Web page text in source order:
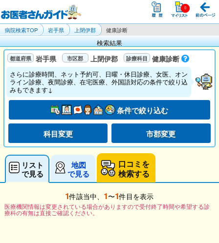
病院検索TOP 岩手県 上閉伊郡 健康診断
検索結果
岩手県 上閉伊郡 健康診断
さらに診療時間、ネット予約可、日曜・休日診療、女医、オン
ライン診療、夜間診療、在宅医療、外国語対応の条件で絞り込
みもできます↓
条件で絞り込む
科目変更 市郡変更
リスト
で見る
地図
で見る
口コミを
検索する
1件該当中、 1〜1件目を表示
医療機関情報は変更されている場合がありますので受付終了時間や希望する診
療科の有無は直接ご確認ください。